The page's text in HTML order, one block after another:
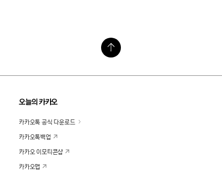
오늘의 카카오
카카오톡 공식 다운로드
카카오톡백업
카카오 이모티콘샵
카카오맵